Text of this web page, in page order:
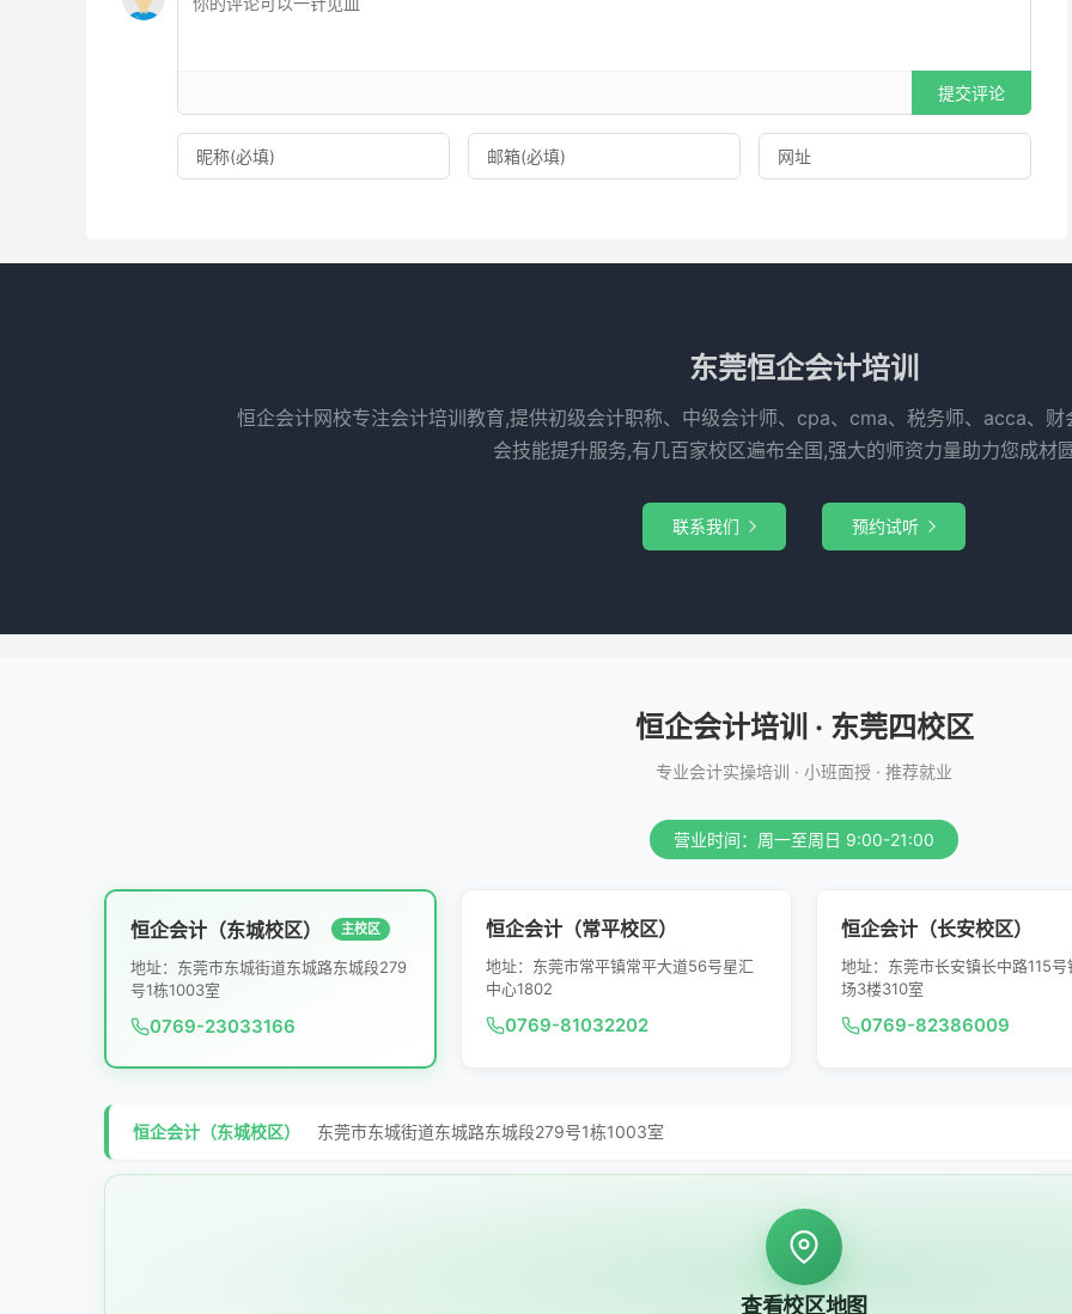
提交评论
东莞恒企会计培训
恒企会计网校专注会计培训教育,提供初级会计职称、中级会计师、cpa、cma、税务师、acca、
会技能提升服务,有几百家校区遍布全国,强大的师资力量助力您成材
联系我们  预约试听 
恒企会计培训 · 东莞四校区
专业会计实操培训 · 小班面授 · 推荐就业
营业时间：周一至周日 9:00-21:00
恒企会计（东城校区） 主校区
地址：东莞市东城街道东城路东城段279
号1栋1003室
0769-23033166
恒企会计（常平校区）
地址：东莞市常平镇常平大道56号星汇
中心1802
0769-81032202
恒企会计（长安校区）
地址：东莞市长安镇长中路115号
场3楼310室
0769-82386009
恒企会计（东城校区） 东莞市东城街道东城路东城段279号1栋1003室
查看校区地图